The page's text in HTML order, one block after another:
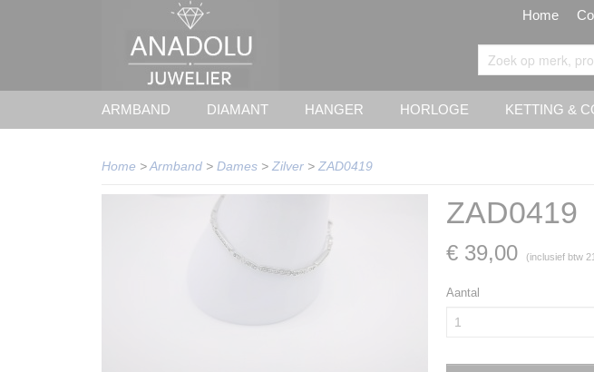
Home
ARMBAND DIAMANT HANGER HORLOGE KETTING &
Home >Armband > Dames > Zilver > ZAD0419
ZAD0419
€ 39,00 (inclusief btw
Aantal